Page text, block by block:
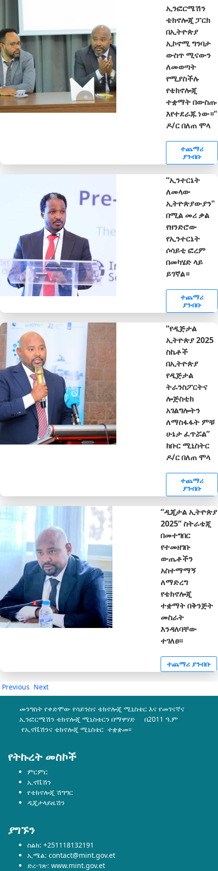
ኢንፎርሜሽን
ቴክኖሎጂ ፓርክ
በኢትዮጵያ
ኢኮኖሚ ግንባታ
ውስጥ ሚናውን
ለመወጣት
የሚያስችሉ
የቴክኖሎጂ
ተቋማት በውስጡ
እየተደራጁ ነው።"
ዶ/ር በለጠ ሞላ
ተጨማሪ
ያንብቡ
“ኢንተርኔት
ለመላው
ኢትዮጵያውያን"
በሚል መሪ ቃል
የዘንድሮው
የኢንተርኔት
ሶሳይቲ ፎረም
በመካሄድ ላይ
ይገኛል።
ተጨማሪ
ያንብቡ
“የዲጅታል
ኢትዮጵያ 2025
ስኬቶች
በኢትዮጵያ
የዲጅታል
ትራንስፖርትና
ሎጅስቲክ
አገልግሎትን
ለማስፋፋት ምቹ
ሁኔታ ፈጥሯል”
ክቡር ሚኒስትር
ዶ/ር በለጠ ሞላ
ተጨማሪ
ያንብቡ
“ዲጂታል ኢትዮጵያ
2025” ስትራቴጂ
በመተግበር
የተመዘገቡ
ውጤቶችን
አስተማማኝ
ለማድረግ
የቴክኖሎጂ
ተቋማት በቅንጅት
መስራት
እንዳለባቸው
ተገለፀ፡፡
ተጨማሪ ያንብቡ
Previous Next
መንግስት የቀድሞው የሳይንስና ቴክኖሎጂ ሚኒስቴር እና የመገናኛና
ኢንፎርሜሽን ቴክኖሎጂ ሚኒስቴርን በማዋሃድ በ2011 ዓ.ም
የኢኖቬሽንና ቴክኖሎጂ ሚኒስቴር ተቋቋመ፡፡
የትኩረት መስኮች
ምርምር
ኢኖቬሽን
የቴክኖሎጂ ሽግግር
ዲጂታላይዜሽን
ያግኙን
ስልክ: +251118132191
ኢሜል: contact@mint.gov.et
ድረ-ገጽ: www.mint.gov.et